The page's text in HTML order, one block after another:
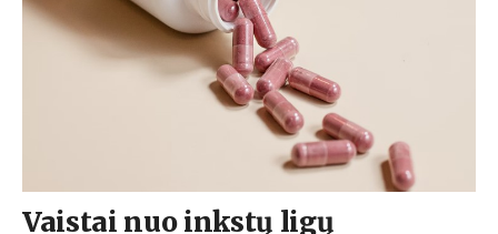
Vaistai nuo inkstų ligų